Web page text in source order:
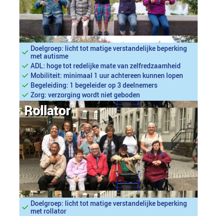
Doelgroep: licht tot matige verstandelijke beperking
met autisme
ADL: hoge tot redelijke mate van zelfredzaamheid
Mobiliteit: minimaal 1 uur achtereen kunnen lopen
Begeleiding: 1 begeleider op 3 deelnemers
Zorg: verzorging wordt niet geboden
Rollator
Doelgroep: licht tot matige verstandelijke beperking
met rollator